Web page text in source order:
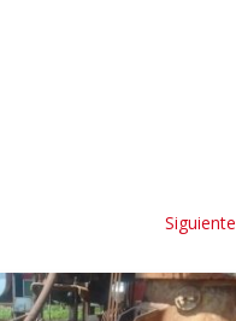
Siguiente